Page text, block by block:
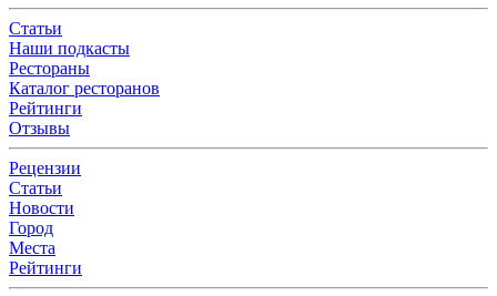
Статьи
Наши подкасты
Рестораны
Каталог ресторанов
Рейтинги
Отзывы
Рецензии
Статьи
Новости
Город
Места
Рейтинги